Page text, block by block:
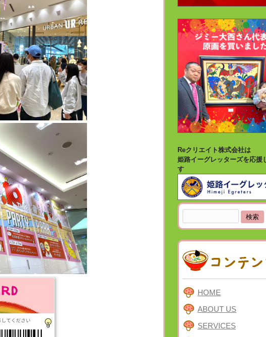
Reクリエイト株式会社は
姫路イーグレッターズを応援
す
索:
HOME
ABOUT US
SERVICES